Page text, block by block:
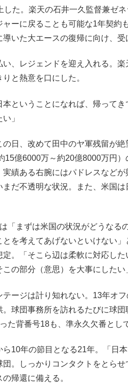
した。楽天の石井一久監督兼ゼ
ャーに戻ることも可能な1年契
導いた大エースの復帰に向け、受
い、レジェンドを迎え入れる。
と熱意を口にした。
本ということになれば、帰って
」
の日、改めて田中のヤ軍残留が
15億6000万～約20億8000万円
実績ある右腕にはパドレスなど
まだ不透明な状況。また、米国
「まずは米国の状況がどうなる
とを考えてあげないといけない
定。「そこら辺は柔軟に対応し
の部分（意思）を大事にしたい
テージは計り知れない。13年オ
。球団事務所を訪れるたびに球
た背番号18も、準永久欠番とし
ら10年の節目となる21年。「日
団。しっかりコンタクトをとら
帰還に備える。